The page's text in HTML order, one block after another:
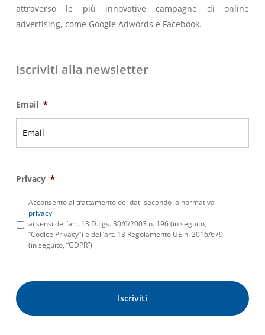
attraverso le più innovative campagne di online
advertising, come Google Adwords e Facebook.
Iscriviti alla newsletter
Email *
Privacy *
Acconsento al trattamento dei dati secondo la normativa
privacy
ai sensi dell’art. 13 D.Lgs. 30/6/2003 n. 196 (in seguito,
“Codice Privacy”) e dell’art. 13 Regolamento UE n. 2016/679
(in seguito, “GDPR”)